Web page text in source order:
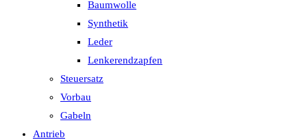
Baumwolle
Synthetik
Leder
Lenkerendzapfen
Steuersatz
Vorbau
Gabeln
Antrieb